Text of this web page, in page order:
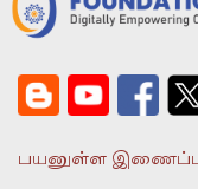
பயனுள்ள